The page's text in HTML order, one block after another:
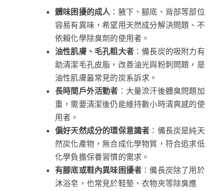
體味困擾的成人 ：腋下、腳底、背部等部位
容易有異味，希望用天然成分解決問題、不
依賴化學除臭劑的使用者。
油性肌膚、毛孔粗大者 ：備長炭的吸附力有
助清潔毛孔皮脂，改善油光與粉刺問題，是
油性肌膚最常見的炭系訴求。
長時間戶外活動者 ：大量流汗後體臭問題加
重，需要清潔後仍能維持數小時清爽感的使
用者。
偏好天然成分的環保意識者 ：備長炭是純天
然炭化產物，無合成化學物質，符合追求低
化學負擔保養習慣的需求。
有腳底或鞋內異味困擾者 ：備長炭除了用於
沐浴皂，也常見於鞋墊、衣物夾等除臭應